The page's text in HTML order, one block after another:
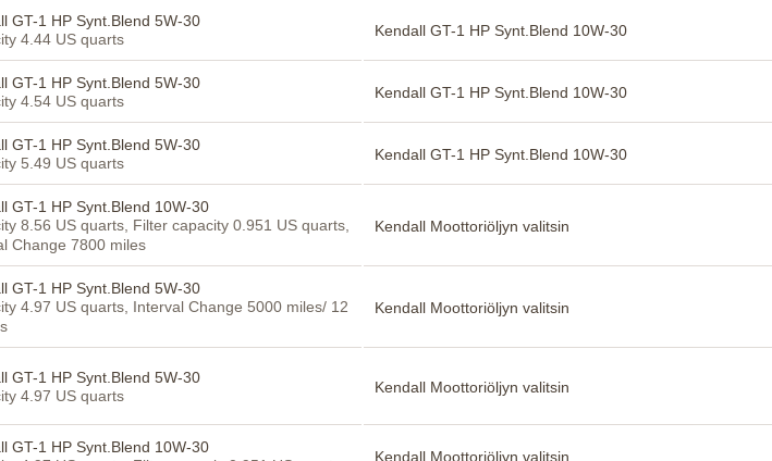
GT-1 HP Synt.Blend 5W-30
4.44 US quarts
Kendall GT-1 HP Synt.Blend 10W-30
GT-1 HP Synt.Blend 5W-30
4.54 US quarts
Kendall GT-1 HP Synt.Blend 10W-30
GT-1 HP Synt.Blend 5W-30
5.49 US quarts
Kendall GT-1 HP Synt.Blend 10W-30
GT-1 HP Synt.Blend 10W-30
8.56 US quarts, Filter capacity 0.951 US quarts,
Change 7800 miles
Kendall Moottoriöljyn valitsin
GT-1 HP Synt.Blend 5W-30
4.97 US quarts, Interval Change 5000 miles/ 12
Kendall Moottoriöljyn valitsin
GT-1 HP Synt.Blend 5W-30
4.97 US quarts
Kendall Moottoriöljyn valitsin
GT-1 HP Synt.Blend 10W-30
Kendall Moottoriöljyn valitsin